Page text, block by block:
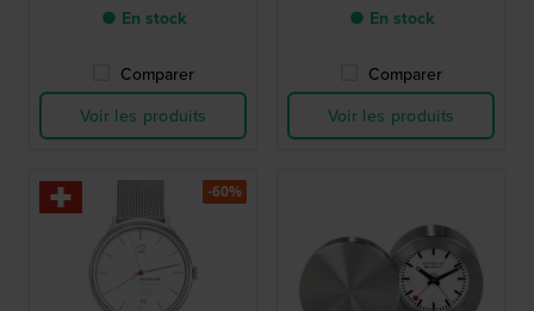
● En stock
Comparer
Voir les produits
● En stock
Comparer
Voir les produits
-60%